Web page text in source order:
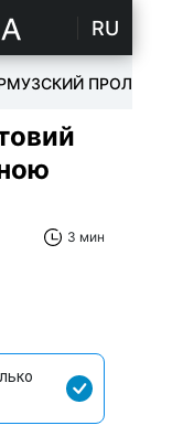
RU
ПРОЛИВ
3 мин